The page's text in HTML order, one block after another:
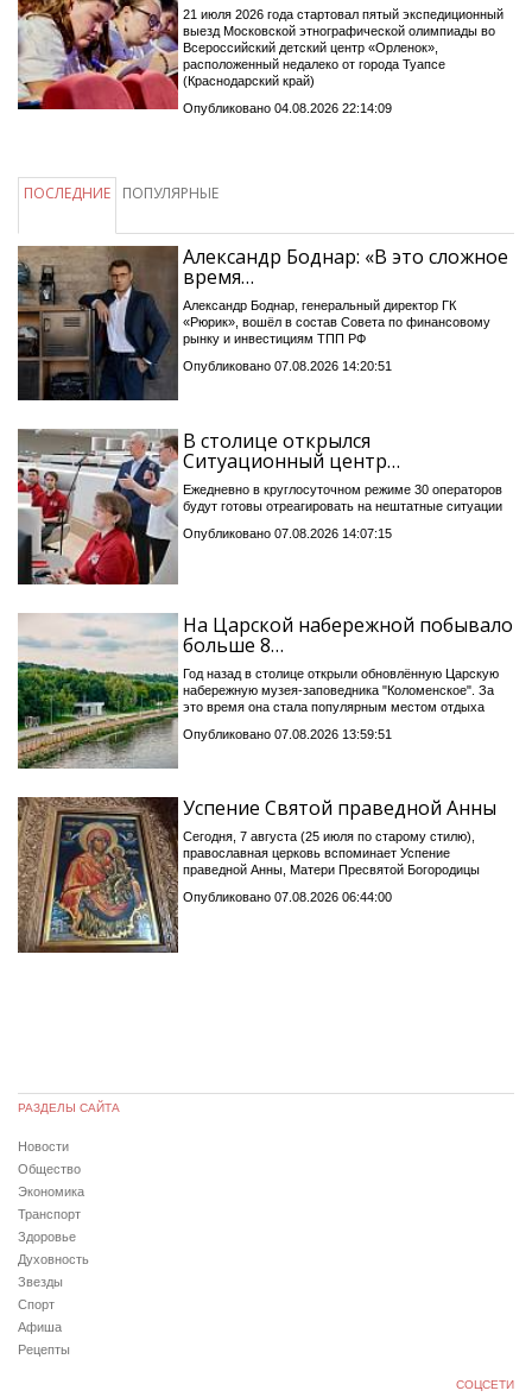
21 июля 2026 года стартовал пятый экспедиционный
выезд Московской этнографической олимпиады во
Всероссийский детский центр «Орленок»,
расположенный недалеко от города Туапсе
(Краснодарский край)
Опубликовано 04.08.2026 22:14:09
ПОСЛЕДНИЕ ПОПУЛЯРНЫЕ
Александр Боднар: «В это сложное
время…
Александр Боднар, генеральный директор ГК
«Рюрик», вошёл в состав Совета по финансовому
рынку и инвестициям ТПП РФ
Опубликовано 07.08.2026 14:20:51
В столице открылся
Ситуационный центр…
Ежедневно в круглосуточном режиме 30 операторов
будут готовы отреагировать на нештатные ситуации
Опубликовано 07.08.2026 14:07:15
На Царской набережной побывало
больше 8…
Год назад в столице открыли обновлённую Царскую
набережную музея-заповедника "Коломенское". За
это время она стала популярным местом отдыха
Опубликовано 07.08.2026 13:59:51
Успение Святой праведной Анны
Сегодня, 7 августа (25 июля по старому стилю),
православная церковь вспоминает Успение
праведной Анны, Матери Пресвятой Богородицы
Опубликовано 07.08.2026 06:44:00
РАЗДЕЛЫ САЙТА
Новости
Общество
Экономика
Транспорт
Здоровье
Духовность
Звезды
Спорт
Афиша
Рецепты
СОЦСЕТИ